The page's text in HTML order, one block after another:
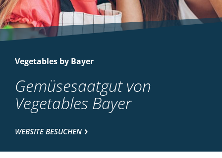
Vegetables by Bayer
Gemüsesaatgut von
Vegetables Bayer
WEBSITE BESUCHEN